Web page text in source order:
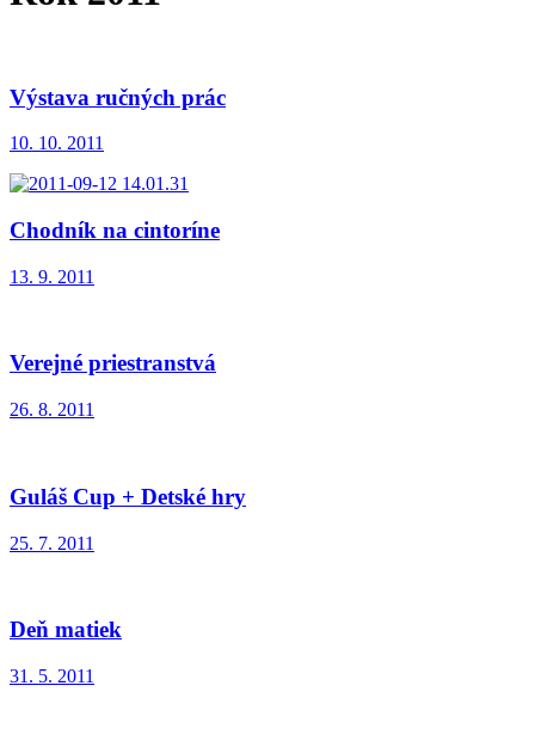
Výstava ručných prác
10. 10. 2011
Chodník na cintoríne
13. 9. 2011
Verejné priestranstvá
26. 8. 2011
Guláš Cup + Detské hry
25. 7. 2011
Deň matiek
31. 5. 2011